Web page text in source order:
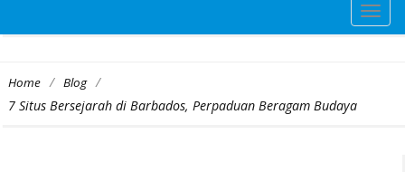
Home / Blog /
7 Situs Bersejarah di Barbados, Perpaduan Beragam Budaya